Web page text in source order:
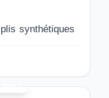
synthétiques